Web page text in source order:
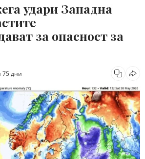
удари Западна
за опасност за
75 дни